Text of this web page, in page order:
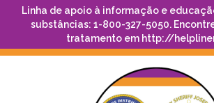
Linha de apoio à informação e
substâncias: 1-800-327-5050.
tratamento em http://